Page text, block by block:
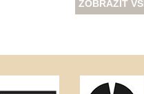
ZOBRAZIT